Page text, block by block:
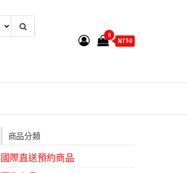
0
NT$0
商品分類
國際直送預約商品